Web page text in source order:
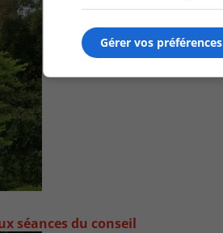
séances du conseil
Gérer vos préférences